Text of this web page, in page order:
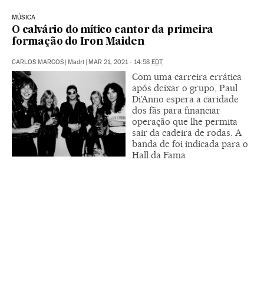
MÚSICA
O calvário do mítico cantor da primeira
formação do Iron Maiden
CARLOS MARCOS Madri MAR 21, 2021 - 14:58 EDT
Com uma carreira errática
após deixar o grupo, Paul
Di’Anno espera a caridade
dos fãs para financiar
operação que lhe permita
sair da cadeira de rodas. A
banda de foi indicada para o
Hall da Fama